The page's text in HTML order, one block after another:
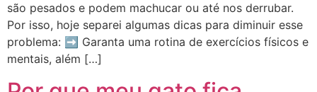
são pesados e podem machucar ou até nos derrubar.
Por isso, hoje separei algumas dicas para diminuir esse
problema: ➡ Garanta uma rotina de exercícios físicos e
mentais, além […]